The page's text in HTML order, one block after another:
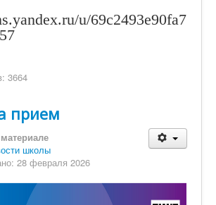
u/69c2493e90fa7
3664
прием
школы
28 февраля 2026